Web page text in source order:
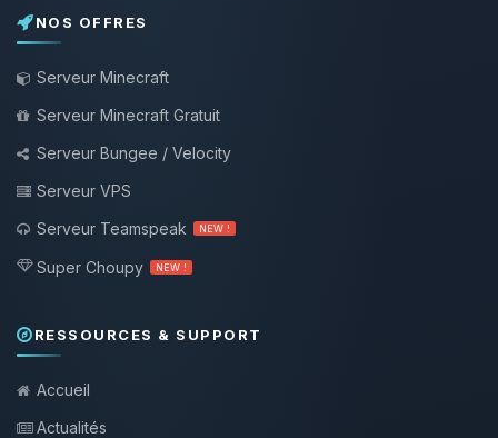
NOS OFFRES
Serveur Minecraft
Serveur Minecraft Gratuit
Serveur Bungee / Velocity
Serveur VPS
Serveur Teamspeak
NEW !
Super Choupy NEW !
RESSOURCES & SUPPORT
Accueil
Actualités